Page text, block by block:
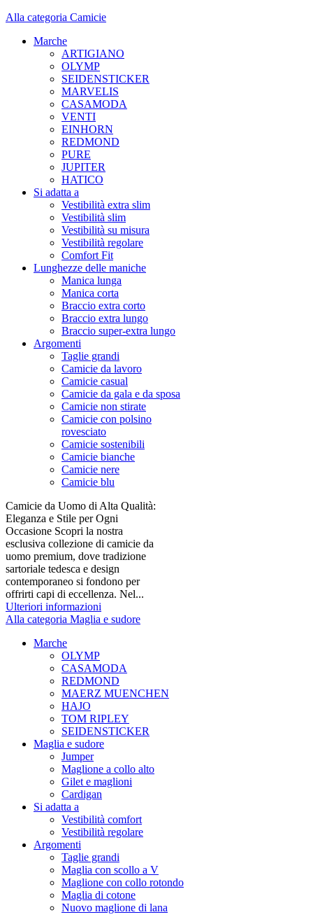
Alla categoria Camicie
Marche
ARTIGIANO
OLYMP
SEIDENSTICKER
MARVELIS
CASAMODA
VENTI
EINHORN
REDMOND
PURE
JUPITER
HATICO
Si adatta a
Vestibilità extra slim
Vestibilità slim
Vestibilità su misura
Vestibilità regolare
Comfort Fit
Lunghezze delle maniche
Manica lunga
Manica corta
Braccio extra corto
Braccio extra lungo
Braccio super-extra lungo
Argomenti
Taglie grandi
Camicie da lavoro
Camicie casual
Camicie da gala e da sposa
Camicie non stirate
Camicie con polsino
rovesciato
Camicie sostenibili
Camicie bianche
Camicie nere
Camicie blu
Camicie da Uomo di Alta Qualità:
Eleganza e Stile per Ogni
Occasione Scopri la nostra
esclusiva collezione di camicie da
uomo premium, dove tradizione
sartoriale tedesca e design
contemporaneo si fondono per
offrirti capi di eccellenza. Nel...
Ulteriori informazioni
Alla categoria Maglia e sudore
Marche
OLYMP
CASAMODA
REDMOND
MAERZ MUENCHEN
HAJO
TOM RIPLEY
SEIDENSTICKER
Maglia e sudore
Jumper
Maglione a collo alto
Gilet e maglioni
Cardigan
Si adatta a
Vestibilità comfort
Vestibilità regolare
Argomenti
Taglie grandi
Maglia con scollo a V
Maglione con collo rotondo
Maglia di cotone
Nuovo maglione di lana